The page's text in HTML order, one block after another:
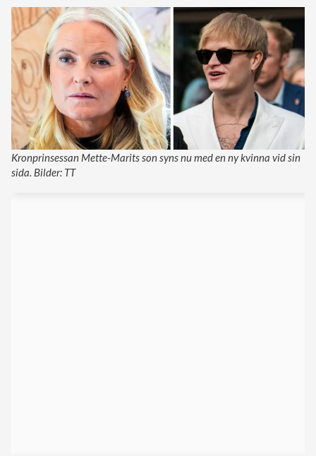
Kronprinsessan Mette-Marits son syns nu med en ny kvinna vid sin
sida. Bilder: TT